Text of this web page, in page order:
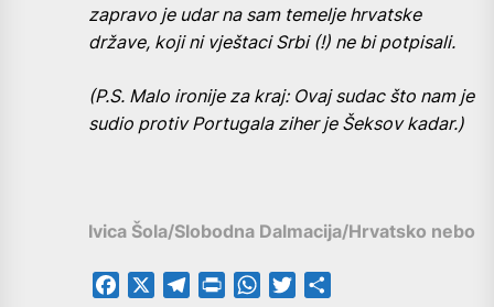
zapravo je udar na sam temelje hrvatske
države, koji ni vještaci Srbi (!) ne bi potpisali.
(P.S. Malo ironije za kraj: Ovaj sudac što nam je
sudio protiv Portugala ziher je Šeksov kadar.)
Ivica Šola/Slobodna Dalmacija/Hrvatsko nebo
Facebook TelegramPrintFriendly
WhatsApp
Twitter